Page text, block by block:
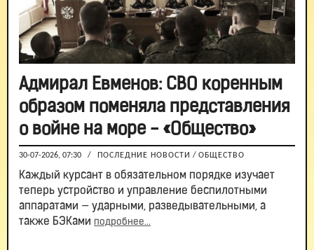
Адмирал Евменов: СВО коренным
образом поменяла представления
о войне на море - «Общество»
30-07-2026, 07:30 / ПОСЛЕДНИЕ НОВОСТИ / ОБЩЕСТВО
Каждый курсант в обязательном порядке изучает
теперь устройство и управление беспилотными
аппаратами — ударными, разведывательными, а
также БЭКами подробнее...